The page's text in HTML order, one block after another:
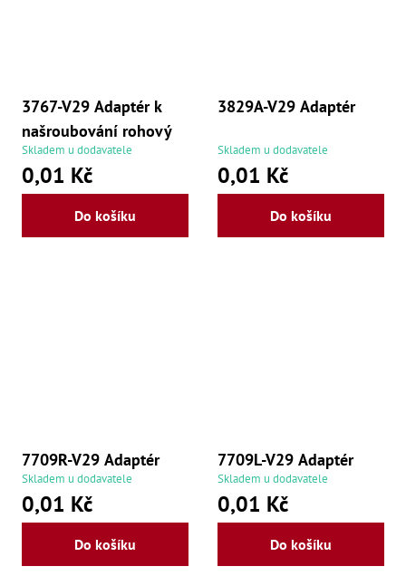
3767-V29 Adaptér k
našroubování rohový
Skladem u dodavatele
0,01 Kč
Do košíku
3829A-V29 Adaptér
Skladem u dodavatele
0,01 Kč
Do košíku
7709R-V29 Adaptér
Skladem u dodavatele
0,01 Kč
Do košíku
7709L-V29 Adaptér
Skladem u dodavatele
0,01 Kč
Do košíku